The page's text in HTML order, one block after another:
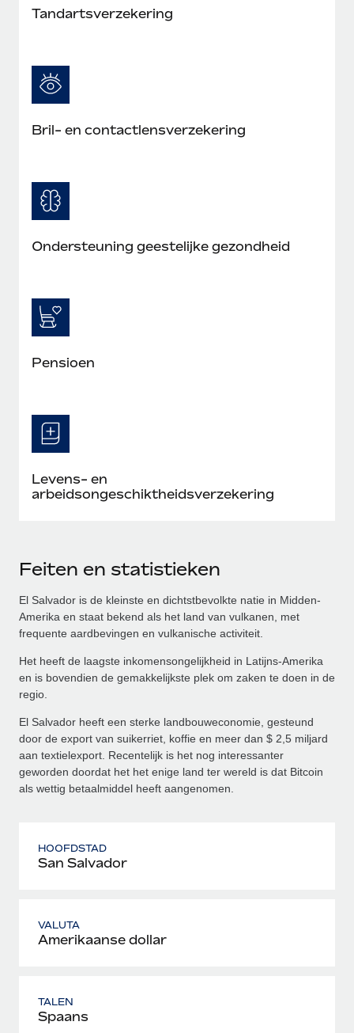
Tandartsverzekering
Bril- en contactlensverzekering
Ondersteuning geestelijke gezondheid
Pensioen
Levens- en
arbeidsongeschiktheidsverzekering
Feiten en statistieken
El Salvador is de kleinste en dichtstbevolkte natie in Midden-
Amerika en staat bekend als het land van vulkanen, met
frequente aardbevingen en vulkanische activiteit.
Het heeft de laagste inkomensongelijkheid in Latijns-Amerika
en is bovendien de gemakkelijkste plek om zaken te doen in de
regio.
El Salvador heeft een sterke landbouweconomie, gesteund
door de export van suikerriet, koffie en meer dan $ 2,5 miljard
aan textielexport. Recentelijk is het nog interessanter
geworden doordat het het enige land ter wereld is dat Bitcoin
als wettig betaalmiddel heeft aangenomen.
HOOFDSTAD
San Salvador
VALUTA
Amerikaanse dollar
TALEN
Spaans